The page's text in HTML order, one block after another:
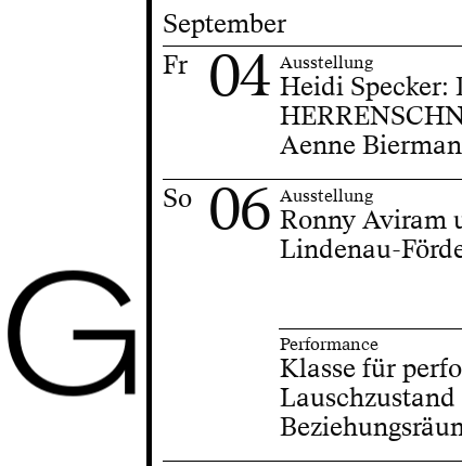
G
September
Fr
04 Ausstellung
Heidi
Aenne
So 06 Ausstellung
Ronny Aviram
Lindenau-
Performance
Klasse für